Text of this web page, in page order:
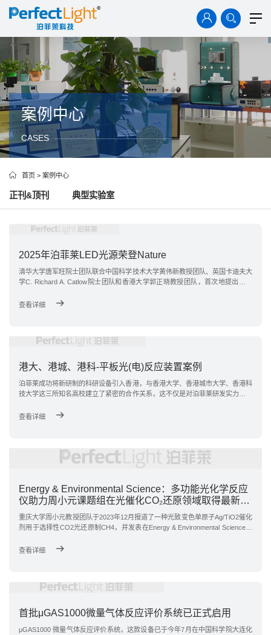
首页 产品中心 解决方案 技术资料 案例中心
新闻中心 关于我们
案例中心
CASES
首页 > 案例中心
正刊&顶刊 典型实验室
2025年泊菲莱LED光源荣登Nature
清华大学唐军旺院士团队联合中国科学技术大学黄伟新教授团队、英国卡迪夫大
学C. Richard A. Catlow院士团队和香港大学郭正晓教授团队，首次地提出分子
促进光生电子-空穴对在空间上快速分离，光生空穴富集的位点有利于甲烷分子
查看详细
港大、港城、港科-平板光(电)反应装置案例
泊菲莱成功将新研制的科研设备引入香港，与香港大学、香港城市大学、香港科
技大学这三所知名高校建立了紧密的合作关系，这不仅是对泊菲莱研发实力的高
查看详细
Energy & Environmental Science：多功能光化学反应
仪助力周小元课题组在光催化CO₂还原领域取得最新研
究成果
重庆大学周小元教授团队于2023年12月报道了一种光致变色单原子Ag/TiO2催化
剂用于选择性CO2光还原制CH4，并发表在Energy & Environmental Science杂
查看详细
首批μGAS1000微量气体反应评价系统已正式启用
μGAS1000 微量气体反应评价系统，这款设备已于今年7月在中国科学院大连化